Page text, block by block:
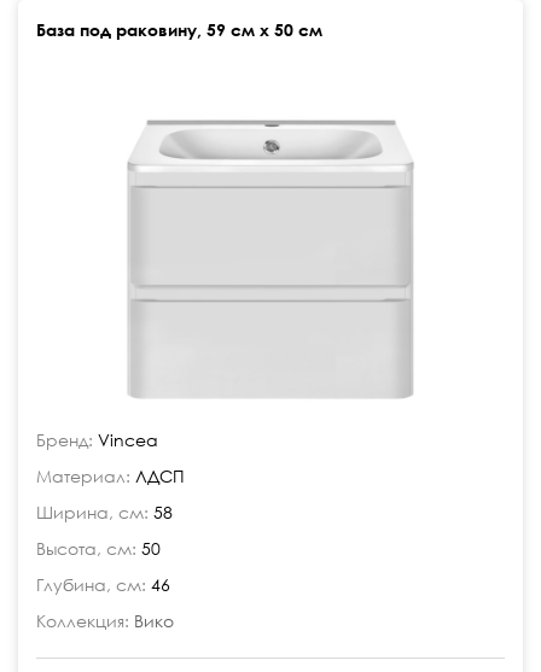
База под раковину, 59 см х 50 см
Бренд: Vincea
Материал: ЛДСП
Ширина, см: 58
Высота, см: 50
Глубина, см: 46
Коллекция: Вико